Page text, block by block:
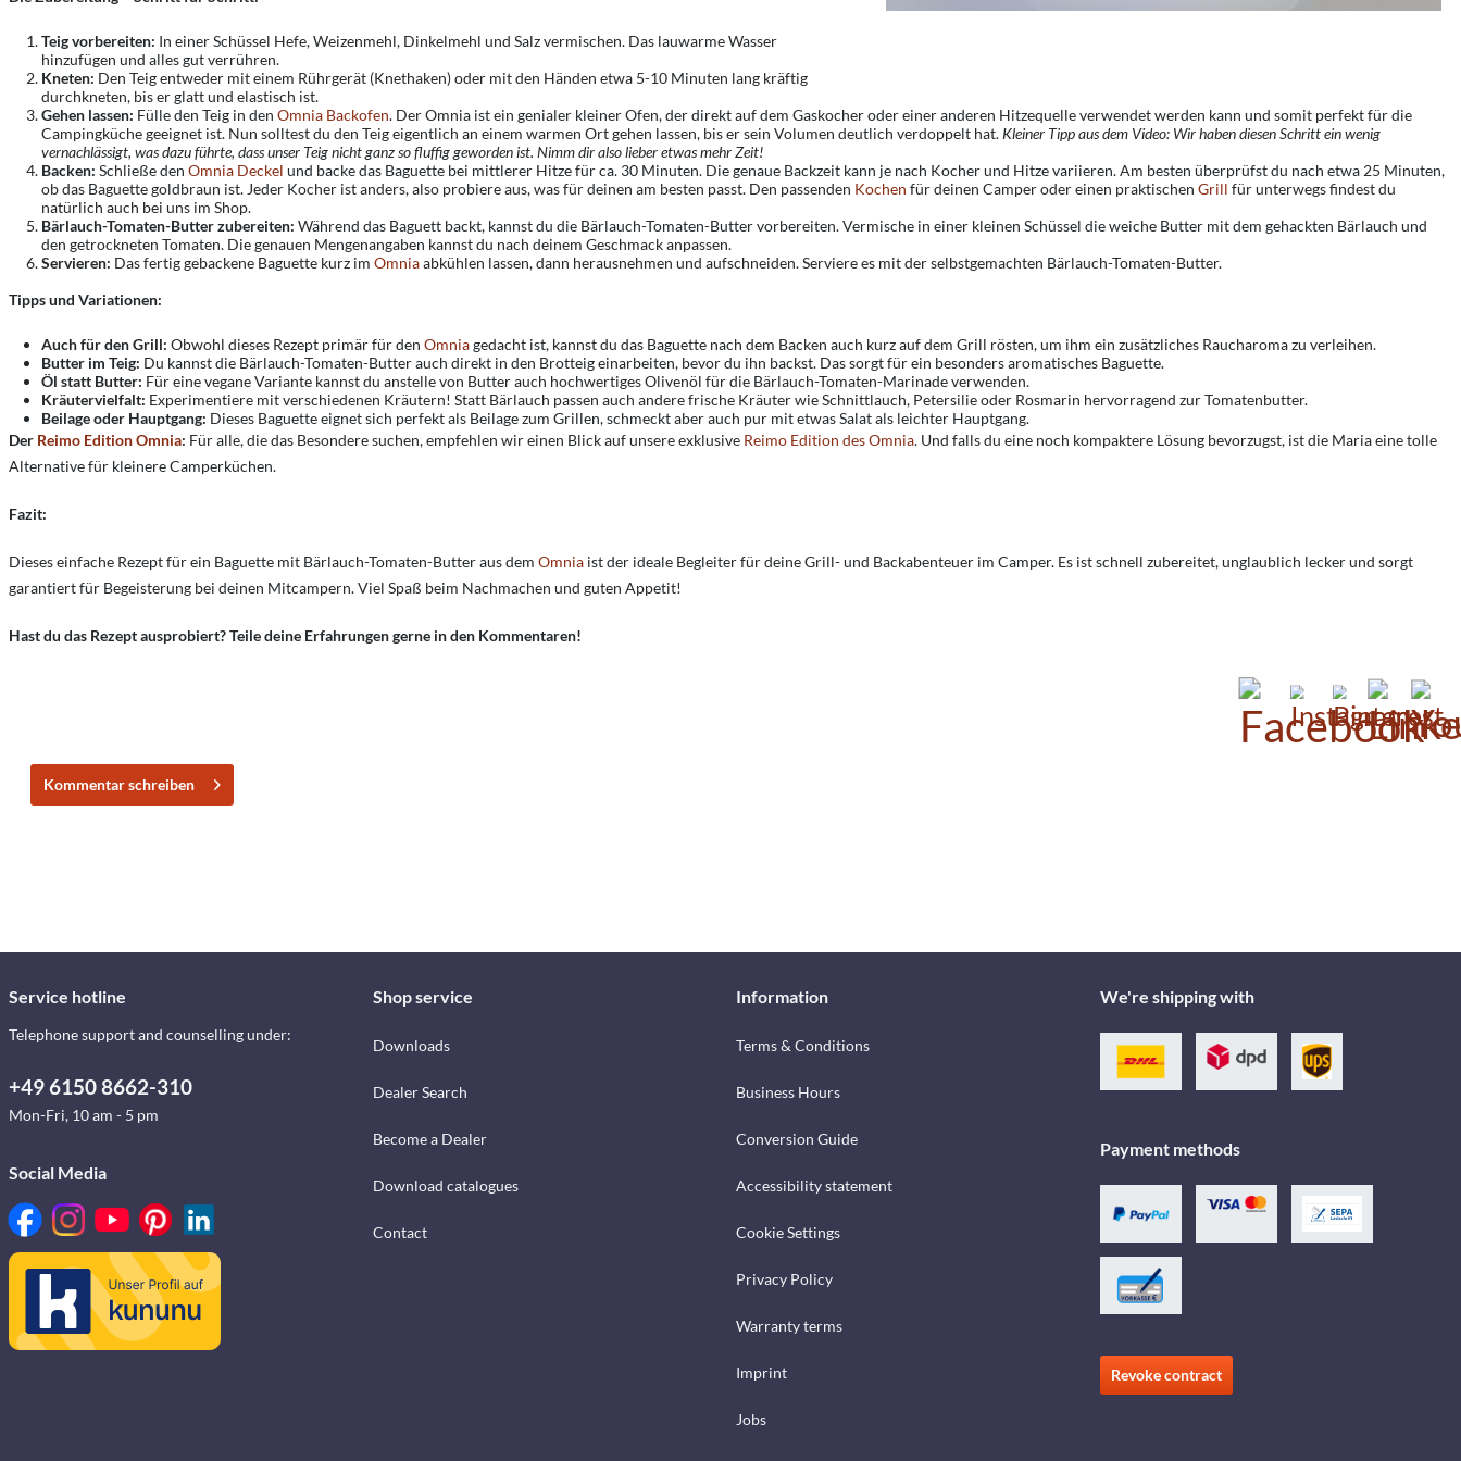
Teig vorbereiten: In einer Schüssel Hefe, Weizenmehl, Dinkelmehl und Salz vermischen. Das lauwarme Wasser
hinzufügen und alles gut verrühren.
Kneten: Den Teig entweder mit einem Rührgerät (Knethaken) oder mit den Händen etwa 5-10 Minuten lang kräftig
durchkneten, bis er glatt und elastisch ist.
Gehen lassen: Fülle den Teig in den Omnia Backofen. Der Omnia ist ein genialer kleiner Ofen, der direkt auf dem Gaskocher oder einer anderen Hitzequelle verwendet werden kann und somit perfekt für die
Campingküche geeignet ist. Nun solltest du den Teig eigentlich an einem warmen Ort gehen lassen, bis er sein Volumen deutlich verdoppelt hat. Kleiner Tipp aus dem Video: Wir haben diesen Schritt ein wenig
vernachlässigt, was dazu führte, dass unser Teig nicht ganz so fluffig geworden ist. Nimm dir also lieber etwas mehr Zeit!
Backen: Schließe den Omnia Deckel und backe das Baguette bei mittlerer Hitze für ca. 30 Minuten. Die genaue Backzeit kann je nach Kocher und Hitze variieren. Am besten überprüfst du nach etwa 25 Minuten,
ob das Baguette goldbraun ist. Jeder Kocher ist anders, also probiere aus, was für deinen am besten passt. Den passenden Kochen für deinen Camper oder einen praktischen Grill für unterwegs findest du
natürlich auch bei uns im Shop.
Bärlauch-Tomaten-Butter zubereiten: Während das Baguett backt, kannst du die Bärlauch-Tomaten-Butter vorbereiten. Vermische in einer kleinen Schüssel die weiche Butter mit dem gehackten Bärlauch und
den getrockneten Tomaten. Die genauen Mengenangaben kannst du nach deinem Geschmack anpassen.
Servieren: Das fertig gebackene Baguette kurz im Omniaabkühlen lassen, dann herausnehmen und aufschneiden. Serviere es mit der selbstgemachten Bärlauch-Tomaten-Butter.
Tipps und Variationen:
Auch für den Grill: Obwohl dieses Rezept primär für den Omniagedacht ist, kannst du das Baguette nach dem Backen auch kurz auf dem Grill rösten, um ihm ein zusätzliches Raucharoma zu verleihen.
Butter im Teig: Du kannst die Bärlauch-Tomaten-Butter auch direkt in den Brotteig einarbeiten, bevor du ihn backst. Das sorgt für ein besonders aromatisches Baguette.
Öl statt Butter: Für eine vegane Variante kannst du anstelle von Butter auch hochwertiges Olivenöl für die Bärlauch-Tomaten-Marinade verwenden.
Kräutervielfalt: Experimentiere mit verschiedenen Kräutern! Statt Bärlauch passen auch andere frische Kräuter wie Schnittlauch, Petersilie oder Rosmarin hervorragend zur Tomatenbutter.
Beilage oder Hauptgang: Dieses Baguette eignet sich perfekt als Beilage zum Grillen, schmeckt aber auch pur mit etwas Salat als leichter Hauptgang.
Der Reimo Edition Omnia: Für alle, die das Besondere suchen, empfehlen wir einen Blick auf unsere exklusive Reimo Edition des Omnia. Und falls du eine noch kompaktere Lösung bevorzugst, ist die Maria eine tolle
Alternative für kleinere Camperküchen.
Fazit:
Dieses einfache Rezept für ein Baguette mit Bärlauch-Tomaten-Butter aus dem Omnia ist der ideale Begleiter für deine Grill- und Backabenteuer im Camper. Es ist schnell zubereitet, unglaublich lecker und sorgt
garantiert für Begeisterung bei deinen Mitcampern. Viel Spaß beim Nachmachen und guten Appetit!
Hast du das Rezept ausprobiert? Teile deine Erfahrungen gerne in den Kommentaren!
Kommentar schreiben
Service hotline
Telephone support and counselling under:
+49 6150 8662-310
Mon-Fri, 10 am - 5 pm
Social Media
Shop service
Downloads
Dealer Search
Become a Dealer
Download catalogues
Contact
Information
Terms & Conditions
Business Hours
Conversion Guide
Accessibility statement
Cookie Settings
Privacy Policy
Warranty terms
Imprint
Jobs
We're shipping with
Payment methods
Revoke contract